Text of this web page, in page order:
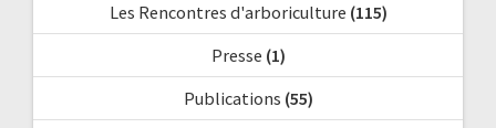
Les Rencontres d'arboriculture (115)
Presse (1)
Publications (55)